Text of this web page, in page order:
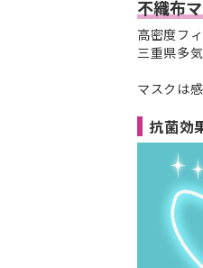
不織布
高密度フ
三重県多
マスクは
抗菌効